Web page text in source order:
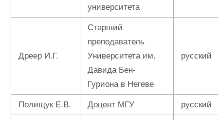
университета
Дреер И.Г.
Старший
преподаватель
Университета им.
Давида Бен-
Гуриона в Негеве
русский
Полищук Е.В. Доцент МГУ русский